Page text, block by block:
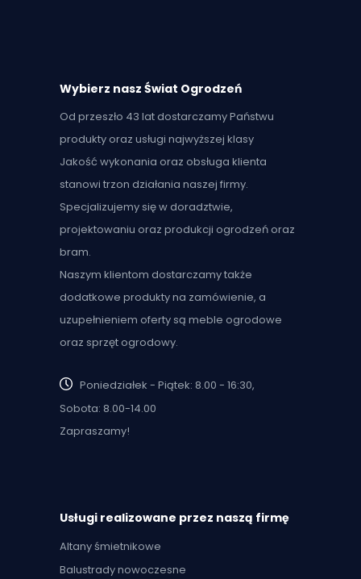
Wybierz nasz Świat Ogrodzeń
Od przeszło 43 lat dostarczamy Państwu
produkty oraz usługi najwyższej klasy
Jakość wykonania oraz obsługa klienta
stanowi trzon działania naszej firmy.
Specjalizujemy się w doradztwie,
projektowaniu oraz produkcji ogrodzeń oraz
bram.
Naszym klientom dostarczamy także
dodatkowe produkty na zamówienie, a
uzupełnieniem oferty są meble ogrodowe
oraz sprzęt ogrodowy.
Poniedziałek - Piątek: 8.00 - 16:30,
Sobota: 8.00-14.00
Zapraszamy!
Usługi realizowane przez naszą firmę
Altany śmietnikowe
Balustrady nowoczesne